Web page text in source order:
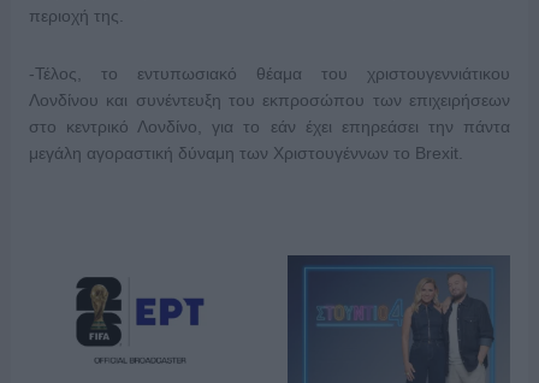
περιοχή της.
-Τέλος, το εντυπωσιακό θέαμα του χριστουγεννιάτικου
Λονδίνου και συνέντευξη του εκπροσώπου των επιχειρήσεων
στο κεντρικό Λονδίνο, για το εάν έχει επηρεάσει την πάντα
μεγάλη αγοραστική δύναμη των Χριστουγέννων το Brexit.